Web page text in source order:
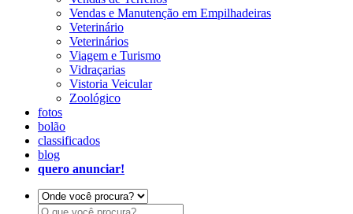
Vendas e Manutenção em Empilhadeiras
Veterinário
Veterinários
Viagem e Turismo
Vidraçarias
Vistoria Veicular
Zoológico
fotos
bolão
classificados
blog
quero anunciar!